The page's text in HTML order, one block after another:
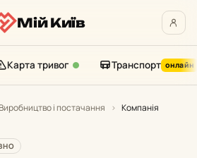
Мій Київ
Карта тривог Транспорт онлайн
і постачання › Компанія